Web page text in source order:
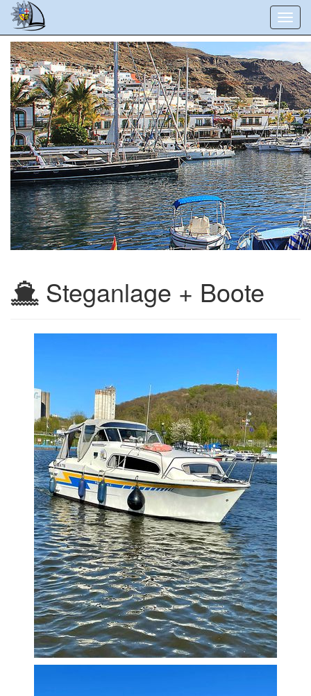
Steganlage + Boote